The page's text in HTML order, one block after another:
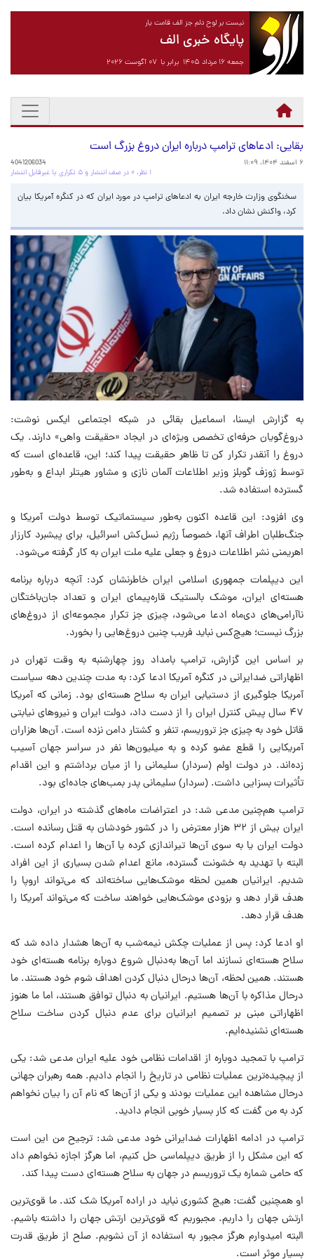
نیست بر لوح دلم جز الف قامت یار
پایگاه خبری الف
جمعه ۱۶ مرداد ۱۴۰۵ برابر با ۰۷ آگوست ۲۰۲۶
بقایی: ادعاهای ترامپ درباره ایران دروغ بزرگ است
۶ اسفند ۱۴۰۴، ۱۱:۰۹
4041206034
۱ نظر، ۰ در صف انتشار و ۵ تکراری یا غیرقابل انتشار
سخنگوی وزارت خارجه ایران به ادعاهای ترامپ در مورد ایران که در کنگره آمریکا بیان
کرد، واکنش نشان داد.
به گزارش ایسنا، اسماعیل بقائی در شبکه اجتماعی ایکس نوشت:
‏دروغ‌گویان حرفه‌ای تخصص ویژه‌ای در ایجاد «حقیقت واهی» دارند. یک
دروغ را آنقدر تکرار کن تا ظاهر حقیقت پیدا کند؛ این، قاعده‌ای است که
توسط ژوزف گوبلز وزیر اطلاعات آلمان نازی و مشاور هیتلر ابداع و به‌طور
گسترده استفاده شد.
وی افزود: این قاعده اکنون به‌طور سیستماتیک توسط دولت‌ ‎آمریکا و
جنگ‌طلبان اطراف آنها، خصوصاً رژیم نسل‌کش اسرائیل، برای پیشبرد کارزار
اهریمنی نشر اطلاعات دروغ و جعلی علیه ملت ایران به کار گرفته می‌شود.
این دیپلمات جمهوری اسلامی ایران خاطرنشان کرد: آنچه درباره برنامه
هسته‌ای ایران، موشک بالستیک قاره‌پیمای ایران و تعداد جان‌باختگان
ناآرامی‌های دی‌ماه ادعا می‌شود، چیزی جز تکرار مجموعه‌ای از دروغ‌های
بزرگ نیست؛ هیچ‌کس نباید فریب چنین دروغ‌هایی را بخورد.
بر اساس این گزارش، ترامپ بامداد روز چهارشنبه به وقت تهران در
اظهاراتی ضدایرانی در کنگره آمریکا ادعا کرد: به مدت چندین دهه سیاست
آمریکا جلوگیری از دستیابی ایران به سلاح هسته‌ای بود. زمانی که آمریکا
۴۷ سال پیش کنترل ایران را از دست داد، دولت ایران و نیروهای نیابتی
قاتل خود به چیزی جز تروریسم، تنفر و کشتار دامن نزده است. آن‌ها هزاران
آمریکایی را قطع عضو کرده‌ و به میلیون‌ها نفر در سراسر جهان آسیب
زده‌اند. در دولت اولم (سردار) سلیمانی را از میان برداشتم و این اقدام
تأثیرات بسزایی داشت. (سردار) سلیمانی پدر بمب‌های جاده‌ای بود.
ترامپ هم‌چنین مدعی شد: در اعتراضات ماه‌های گذشته در ایران، دولت
ایران بیش از ۳۲ هزار معترض را در کشور خودشان به قتل رسانده‌ است.
دولت ایران یا به سوی آن‌ها تیراندازی کرده یا آن‌ها را اعدام کرده است.
البته با تهدید به خشونت گسترده، مانع اعدام شدن بسیاری از این افراد
شدیم. ایرانیان همین لحظه موشک‌هایی ساخته‌اند که می‌تواند اروپا را
هدف قرار دهد و بزودی موشک‌هایی خواهند ساخت که می‌تواند آمریکا را
هدف قرار دهد.
او ادعا کرد: پس از عملیات چکش نیمه‌شب به آن‌ها هشدار داده شد که
سلاح هسته‌ای نسازند اما آن‌ها به‌دنبال شروع دوباره برنامه هسته‌ای خود
هستند. همین لحظه، آن‌ها درحال دنبال کردن اهداف شوم خود هستند. ما
درحال مذاکره با آن‌ها هستیم. ایرانیان به دنبال توافق هستند، اما ما هنوز
اظهاراتی مبنی بر تصمیم ایرانیان برای عدم دنبال کردن ساخت سلاح
هسته‌ای نشنیده‌ایم.
ترامپ با تمجید دوباره از اقدامات نظامی خود علیه ایران مدعی شد: یکی
از پیچیده‌ترین عملیات نظامی در تاریخ را انجام دادیم. همه رهبران جهانی
درحال مشاهده این عملیات بودند و یکی از آن‌ها که نام آن را بیان نخواهم
کرد به من گفت که کار بسیار خوبی انجام دادید.
ترامپ در ادامه اظهارات ضدایرانی خود مدعی شد: ترجیح من این است
که این مشکل را از طریق دیپلماسی حل کنیم، اما هرگز اجازه نخواهم داد
که حامی شماره یک تروریسم در جهان به سلاح هسته‌ای دست پیدا کند.
او همچنین گفت: هیچ کشوری نباید در اراده آمریکا شک کند. ما قوی‌ترین
ارتش جهان را داریم. مجبوریم که قوی‌ترین ارتش جهان را داشته باشیم.
البته امیدوارم هرگز مجبور به استفاده از آن نشویم. صلح از طریق قدرت
بسیار موثر است.